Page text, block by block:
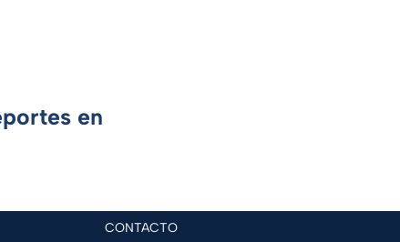
en
CONTACTO